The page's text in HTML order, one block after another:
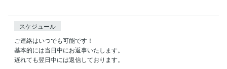
スケジュール
ご連絡はいつでも可能です！
基本的には当日中にお返事いたします。
遅れても翌日中には返信しております。